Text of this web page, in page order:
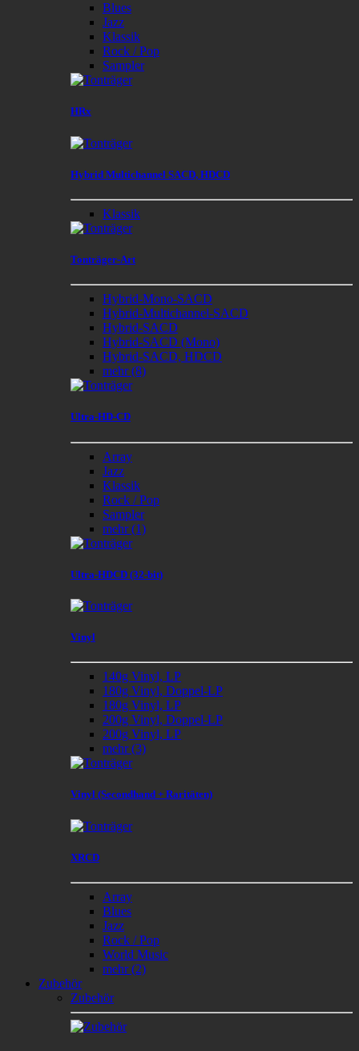
Blues
Jazz
Klassik
Rock / Pop
Sampler
HRx
Hybrid Multichannel SACD, HDCD
Klassik
Tonträger-Art
Hybrid-Mono-SACD
Hybrid-Multichannel-SACD
Hybrid-SACD
Hybrid-SACD (Mono)
Hybrid-SACD, HDCD
mehr(8)
Ultra-HD-CD
Array
Jazz
Klassik
Rock / Pop
Sampler
mehr(1)
Ultra-HDCD (32-bit)
Vinyl
140g Vinyl, LP
180g Vinyl, Doppel-LP
180g Vinyl, LP
200g Vinyl, Doppel-LP
200g Vinyl, LP
mehr(3)
Vinyl (Secondhand + Raritäten)
XRCD
Array
Blues
Jazz
Rock / Pop
World Music
mehr(2)
Zubehör
Zubehör